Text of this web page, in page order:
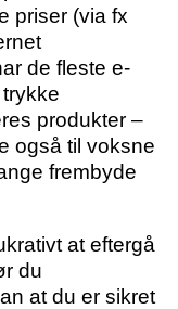
priser (via fx
de fleste e-
produkter –
også til voksne
frembyde
at eftergå
du
at du er sikret